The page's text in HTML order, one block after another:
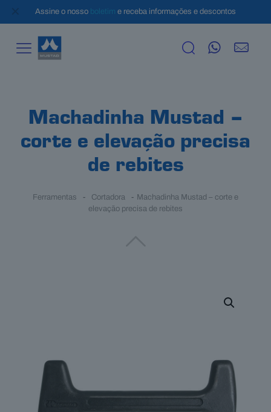
Assine o nosso boletim e receba informações e descontos
Machadinha Mustad –
corte e elevação precisa
de rebites
Ferramentas - Cortadora - Machadinha Mustad – corte e
elevação precisa de rebites